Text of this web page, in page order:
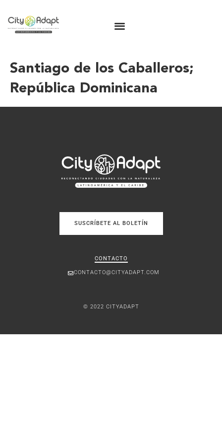
Santiago de los Caballeros;
República Dominicana
SUSCRÍBETE AL BOLETÍN
CONTACTO
CONTACTO@CITYADAPT.COM
© 2022 CITYADAPT